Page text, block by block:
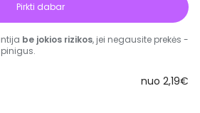
Pirkti dabar
be jokios rizikos, jei negausite prekės -
nuo 2,19€